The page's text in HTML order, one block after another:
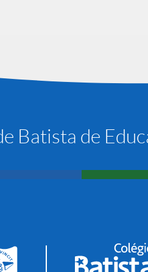
Batista de